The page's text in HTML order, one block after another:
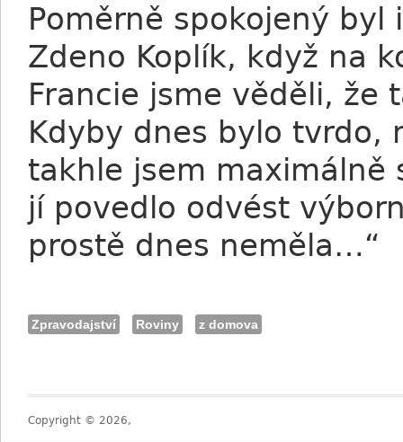
Poměrně spokojený
Zdeno Koplík, když na
Francie jsme věděli, že
Kdyby dnes bylo tvrdo,
takhle jsem maximálně
jí povedlo odvést
prostě dnes neměla…“
Zpravodajství Roviny z domova
Copyright © 2026,